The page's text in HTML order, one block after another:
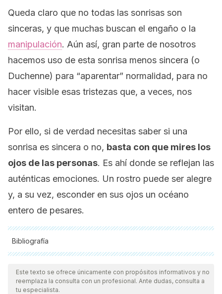
Queda claro que no todas las sonrisas son
sinceras, y que muchas buscan el engaño o la
manipulación. Aún así, gran parte de nosotros
hacemos uso de esta sonrisa menos sincera (o
Duchenne) para “aparentar” normalidad, para no
hacer visible esas tristezas que, a veces, nos
visitan.
Por ello, si de verdad necesitas saber si una
sonrisa es sincera o no, basta con que mires los
ojos de las personas. Es ahí donde se reflejan las
auténticas emociones. Un rostro puede ser alegre
y, a su vez, esconder en sus ojos un océano
entero de pesares.
Bibliografía
Todas las fuentes citadas fueron revisadas a profundidad por
nuestro equipo, para asegurar su calidad, confiabilidad,
vigencia y validez.La bibliografía de este artículo fue
Este texto se ofrece únicamente con propósitos informativos y no
reemplaza la consulta con un profesional. Ante dudas, consulta a
tu especialista.